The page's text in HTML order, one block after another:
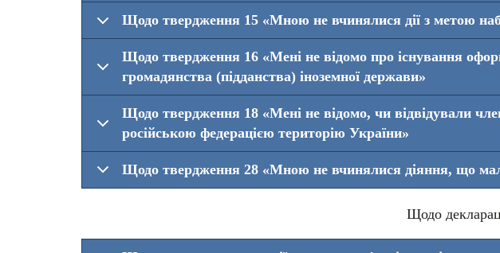
Щодо твердження 15 «Мною не вчинялися дії з метою
Щодо твердження 16 «Мені не відомо про існування
громадянства (підданства) іноземної держави»
Щодо твердження 18 «Мені не відомо, чи відвідували
російською федерацією територію України»
Щодо твердження 28 «Мною не вчинялися діяння, що
Щодо